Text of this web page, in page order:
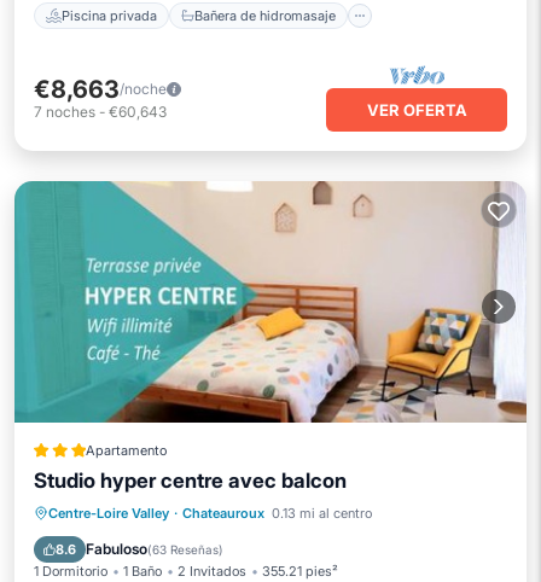
Piscina privada Bañera de hidromasaje
€8,663/noche
7 noches - €60,643 VER OFERTA
Apartamento
Studio hyper centre avec balcon
Centre-Loire Valley · Chateauroux 0.13 mi al centro
8.6 Fabuloso(63 Reseñas)
1 Dormitorio 1 Baño 2 Invitados 355.21 pies²
Aparcamiento
Internet
Accesibilidad